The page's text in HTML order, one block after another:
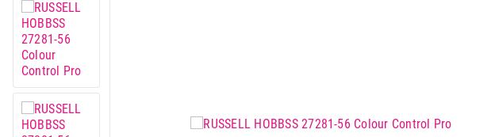
Mobilni telefoni i tableti
Mali kućni aparati
Mali kuhinjski aparati
Nega tela, lepota i zdravlje